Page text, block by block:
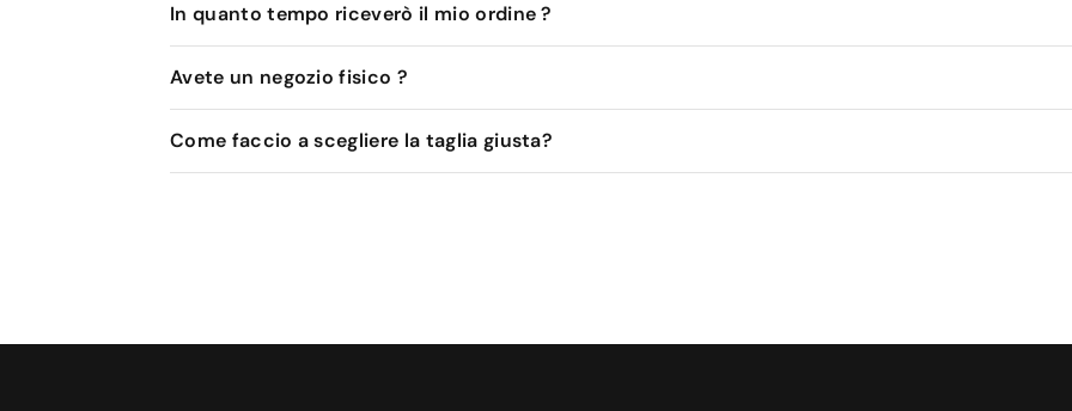
In quanto tempo riceverò il mio ordine ?
Avete un negozio fisico ?
Come faccio a scegliere la taglia giusta?